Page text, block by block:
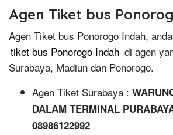
Agen Tiket bus
Agen Tiket bus Ponorogo Indah,
tiket bus Ponorogo Indah di agen
Surabaya, Madiun dan Ponorogo.
Agen Tiket Surabaya :
DALAM TERMINAL
08986122992